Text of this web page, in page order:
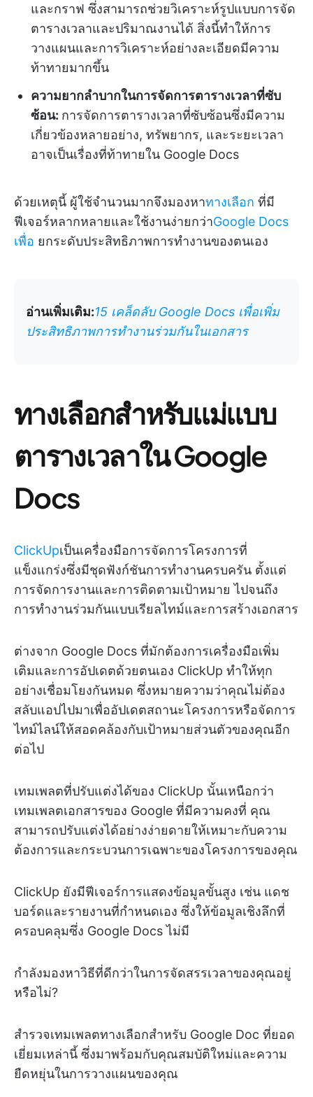
และกราฟ ซึ่งสามารถช่วยวิเคราะห์รูปแบบการจัด
ตารางเวลาและปริมาณงานได้ สิ่งนี้ทำให้การ
วางแผนและการวิเคราะห์อย่างละเอียดมีความ
ท้าทายมากขึ้น
ความยากลำบากในการจัดการตารางเวลาที่ซับ
ซ้อน: การจัดการตารางเวลาที่ซับซ้อนซึ่งมีความ
เกี่ยวข้องหลายอย่าง, ทรัพยากร, และระยะเวลา
อาจเป็นเรื่องที่ท้าทายใน Google Docs
ด้วยเหตุนี้ ผู้ใช้จำนวนมากจึงมองหาทางเลือก ที่มี
ฟีเจอร์หลากหลายและใช้งานง่ายกว่าGoogle Docs
เพื่อ ยกระดับประสิทธิภาพการทำงานของตนเอง
อ่านเพิ่มเติม:15 เคล็ดลับ Google Docs เพื่อเพิ่ม
ประสิทธิภาพการทำงานร่วมกันในเอกสาร
ทางเลือกสำหรับแม่แบบ
ตารางเวลาใน Google
Docs
ClickUpเป็นเครื่องมือการจัดการโครงการที่
แข็งแกร่งซึ่งมีชุดฟังก์ชันการทำงานครบครัน ตั้งแต่
การจัดการงานและการติดตามเป้าหมาย ไปจนถึง
การทำงานร่วมกันแบบเรียลไทม์และการสร้างเอกสาร
ต่างจาก Google Docs ที่มักต้องการเครื่องมือเพิ่ม
เติมและการอัปเดตด้วยตนเอง ClickUp ทำให้ทุก
อย่างเชื่อมโยงกันหมด ซึ่งหมายความว่าคุณไม่ต้อง
สลับแอปไปมาเพื่ออัปเดตสถานะโครงการหรือจัดการ
ไทม์ไลน์ให้สอดคล้องกับเป้าหมายส่วนตัวของคุณอีก
ต่อไป
เทมเพลตที่ปรับแต่งได้ของ ClickUp นั้นเหนือกว่า
เทมเพลตเอกสารของ Google ที่มีความคงที่ คุณ
สามารถปรับแต่งได้อย่างง่ายดายให้เหมาะกับความ
ต้องการและกระบวนการเฉพาะของโครงการของคุณ
ClickUp ยังมีฟีเจอร์การแสดงข้อมูลขั้นสูง เช่น แดช
บอร์ดและรายงานที่กำหนดเอง ซึ่งให้ข้อมูลเชิงลึกที่
ครอบคลุมซึ่ง Google Docs ไม่มี
กำลังมองหาวิธีที่ดีกว่าในการจัดสรรเวลาของคุณอยู่
หรือไม่?
สำรวจเทมเพลตทางเลือกสำหรับ Google Doc ที่ยอด
เยี่ยมเหล่านี้ ซึ่งมาพร้อมกับคุณสมบัติใหม่และความ
ยืดหยุ่นในการวางแผนของคุณ